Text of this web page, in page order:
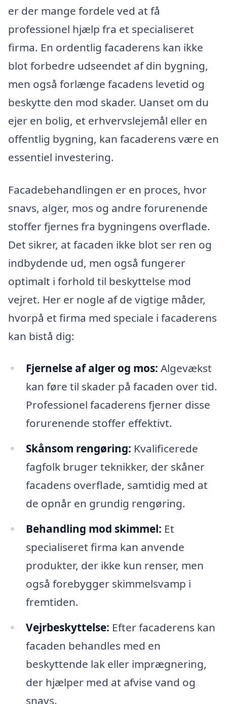
er der mange fordele ved at få
professionel hjælp fra et specialiseret
firma. En ordentlig facaderens kan ikke
blot forbedre udseendet af din bygning,
men også forlænge facadens levetid og
beskytte den mod skader. Uanset om du
ejer en bolig, et erhvervslejemål eller en
offentlig bygning, kan facaderens være en
essentiel investering.
Facadebehandlingen er en proces, hvor
snavs, alger, mos og andre forurenende
stoffer fjernes fra bygningens overflade.
Det sikrer, at facaden ikke blot ser ren og
indbydende ud, men også fungerer
optimalt i forhold til beskyttelse mod
vejret. Her er nogle af de vigtige måder,
hvorpå et firma med speciale i facaderens
kan bistå dig:
Fjernelse af alger og mos: Algevækst
kan føre til skader på facaden over tid.
Professionel facaderens fjerner disse
forurenende stoffer effektivt.
Skånsom rengøring: Kvalificerede
fagfolk bruger teknikker, der skåner
facadens overflade, samtidig med at
de opnår en grundig rengøring.
Behandling mod skimmel: Et
specialiseret firma kan anvende
produkter, der ikke kun renser, men
også forebygger skimmelsvamp i
fremtiden.
Vejrbeskyttelse: Efter facaderens kan
facaden behandles med en
beskyttende lak eller imprægnering,
der hjælper med at afvise vand og
snavs.